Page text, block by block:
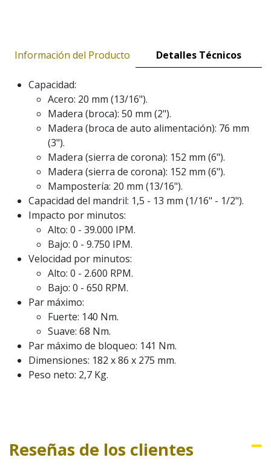
Información del Producto Detalles Técnicos
Capacidad:
Acero: 20 mm (13/16").
Madera (broca): 50 mm (2").
Madera (broca de auto alimentación): 76 mm
(3").
Madera (sierra de corona): 152 mm (6").
Madera (sierra de corona): 152 mm (6").
Mampostería: 20 mm (13/16").
Capacidad del mandril: 1,5 - 13 mm (1/16" - 1/2").
Impacto por minutos:
Alto: 0 - 39.000 IPM.
Bajo: 0 - 9.750 IPM.
Velocidad por minutos:
Alto: 0 - 2.600 RPM.
Bajo: 0 - 650 RPM.
Par máximo:
Fuerte: 140 Nm.
Suave: 68 Nm.
Par máximo de bloqueo: 141 Nm.
Dimensiones: 182 x 86 x 275 mm.
Peso neto: 2,7 Kg.
Reseñas de los clientes